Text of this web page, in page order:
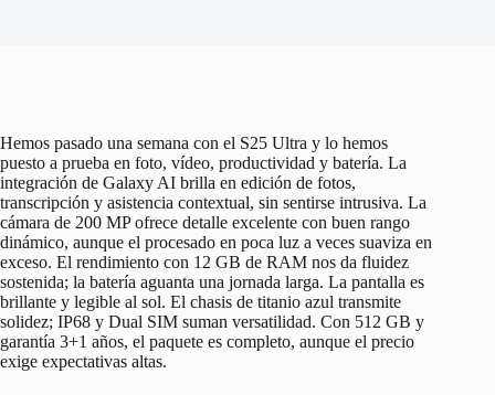
Hemos pasado una semana con el S25 Ultra y lo hemos
puesto a prueba en foto, vídeo, productividad y batería. La
integración de Galaxy AI brilla en edición de fotos,
transcripción y asistencia contextual, sin sentirse intrusiva. La
cámara de 200 MP ofrece detalle excelente con buen rango
dinámico, aunque el procesado en poca luz a veces suaviza en
exceso. El rendimiento con 12 GB de RAM nos da fluidez
sostenida; la batería aguanta una jornada larga. La pantalla es
brillante y legible al sol. El chasis de titanio azul transmite
solidez; IP68 y Dual SIM suman versatilidad. Con 512 GB y
garantía 3+1 años, el paquete es completo, aunque el precio
exige expectativas altas.